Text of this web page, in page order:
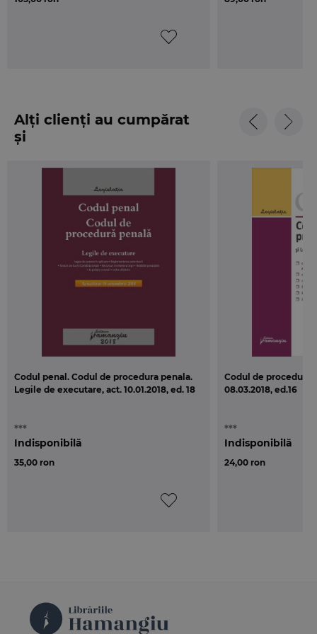
Colectia EXAMENE selecteaza cele mai
reprezentative lucrari – Fise, Sinteze, Spete,
juridice si, nu in ultimul rand, pentru examenele de
an sau de licenta.
Alți clienți au cumpărat
și
Codul penal. Codul de procedura penala.
Legile de executare, act. 10.01.2018, ed. 18
***
35,00 ron
Indisponibilă
Codul de procedura
08.03.2018, ed.16
***
24,00 ron
Indisponibilă